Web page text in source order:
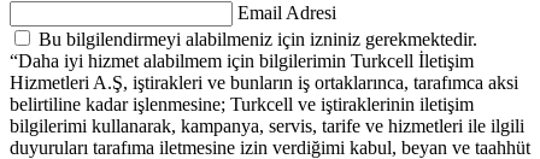
Email Adresi
Bu bilgilendirmeyi alabilmeniz için izniniz gerekmektedir.
“Daha iyi hizmet alabilmem için bilgilerimin Turkcell İletişim
Hizmetleri A.Ş, iştirakleri ve bunların iş ortaklarınca, tarafımca aksi
belirtiline kadar işlenmesine; Turkcell ve iştiraklerinin iletişim
bilgilerimi kullanarak, kampanya, servis, tarife ve hizmetleri ile ilgili
duyuruları tarafıma iletmesine izin verdiğimi kabul, beyan ve taahhüt